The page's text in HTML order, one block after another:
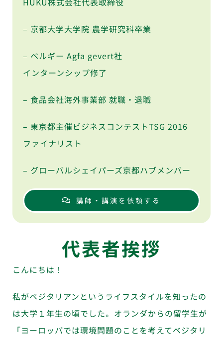
– 京都大学大学院 農学研究科卒業
– ベルギー Agfa gevert社
インターンシップ修了
– 食品会社海外事業部 就職・退職
– 東京都主催ビジネスコンテストTSG 2016
ファイナリスト
– グローバルシェイパーズ京都ハブメンバー
講師・講演を依頼する
代表者挨拶
こんにちは！
私がベジタリアンというライフスタイルを知ったの
は大学１年生の頃でした。オランダからの留学生が
「ヨーロッパでは環境問題のことを考えてベジタリ